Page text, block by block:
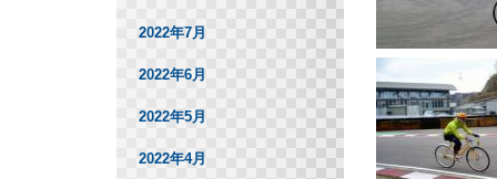
2022年7月
2022年6月
2022年5月
2022年4月